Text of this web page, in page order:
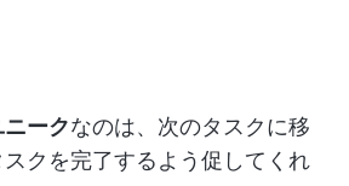
ークなのは、次のタスクに移
クを完了するよう促してくれ